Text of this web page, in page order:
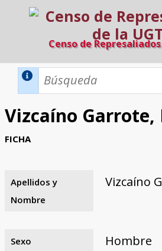
Censo de
Inicio
Búsqueda Dinámica
Búsqueda Avanzada
Razones y objetivos
El equipo
Colaboradores
Fuentes documentales
Vizcaíno Garrote,
FICHA
Apellidos y
Nombre
Vizcaíno
Sexo Hombre